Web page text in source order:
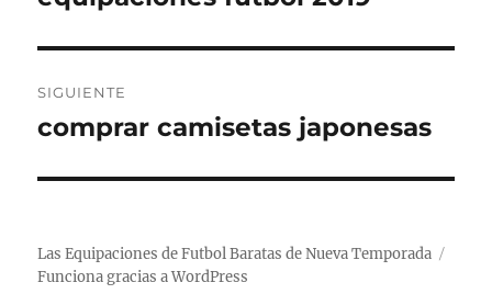
SIGUIENTE
Entrada
comprar camisetas japonesas
Las Equipaciones de Futbol Baratas de Nueva Temporada
Funciona gracias a WordPress